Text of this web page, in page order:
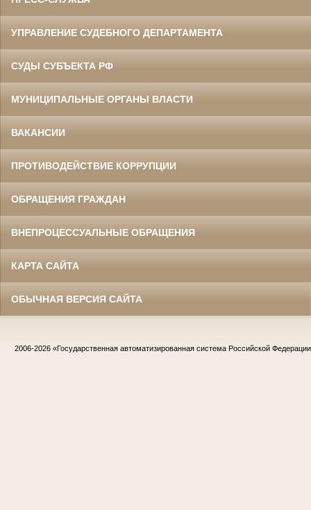
УПРАВЛЕНИЕ СУДЕБНОГО ДЕПАРТАМЕНТА
СУДЫ СУБЪЕКТА РФ
МУНИЦИПАЛЬНЫЕ ОРГАНЫ ВЛАСТИ
ВАКАНСИИ
ПРОТИВОДЕЙСТВИЕ КОРРУПЦИИ
ОБРАЩЕНИЯ ГРАЖДАН
ВНЕПРОЦЕССУАЛЬНЫЕ ОБРАЩЕНИЯ
КАРТА САЙТА
ОБЫЧНАЯ ВЕРСИЯ САЙТА
2006-2026 «Государственная автоматизированная система Российской